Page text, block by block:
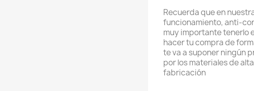
Recuerda que en
funcionamiento, anti-
muy importante tenerlo
hacer tu compra de
te va a suponer ningún
por los materiales de
fabricación